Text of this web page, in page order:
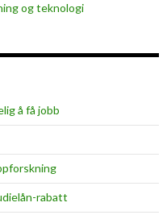
og teknologi
å få jobb
rabatt